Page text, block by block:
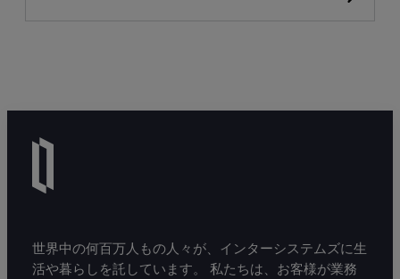
世界中の何百万人もの人々が、インターシステムズに生
活や暮らしを託しています。 私たちは、お客様が業務